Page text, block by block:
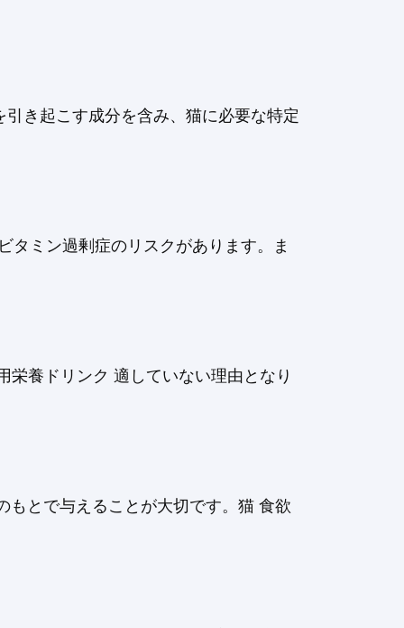
き起こす成分を含み、猫に必要な特定
タミン過剰症のリスクがあります。ま
養ドリンク 適していない理由となり
とで与えることが大切です。猫 食欲